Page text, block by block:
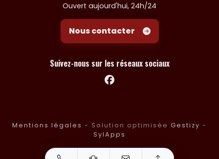
Ouvert aujourd'hui, 24h/24
Nous contacter
Suivez-nous sur les réseaux sociaux
Facebook
Mentions légales - Solution optimisée Gestizy -
SylApps